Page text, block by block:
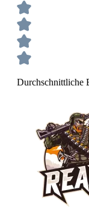
Durchschnittliche